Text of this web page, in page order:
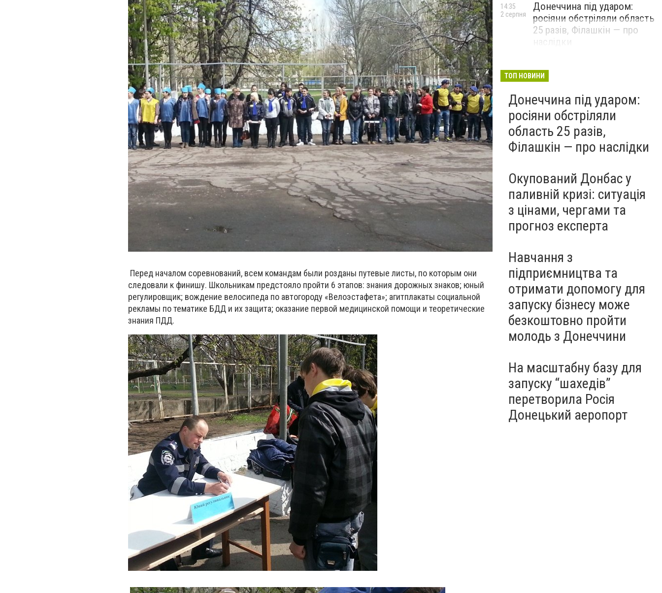
Перед началом соревнований, всем командам были розданы путевые листы, по которым они
следовали к финишу. Школьникам предстояло пройти 6 этапов: знания дорожных знаков; юный
регулировщик; вождение велосипеда по автогороду «Велоэстафета»; агитплакаты социальной
рекламы по тематике БДД и их защита; оказание первой медицинской помощи и теоретические
знания ПДД.
Донеччина під ударом:
росіяни обстріляли область
25 разів, Філашкін — про
14:35
2 серпня
ТОП НОВИНИ
Донеччина під ударом:
росіяни обстріляли
область 25 разів,
Філашкін — про наслідки
Окупований Донбас у
паливній кризі: ситуація
з цінами, чергами та
прогноз експерта
Навчання з
підприємництва та
отримати допомогу для
запуску бізнесу може
безкоштовно пройти
молодь з Донеччини
На масштабну базу для
запуску “шахедів”
перетворила Росія
Донецький аеропорт